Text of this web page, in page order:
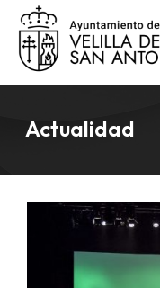
Actualidad